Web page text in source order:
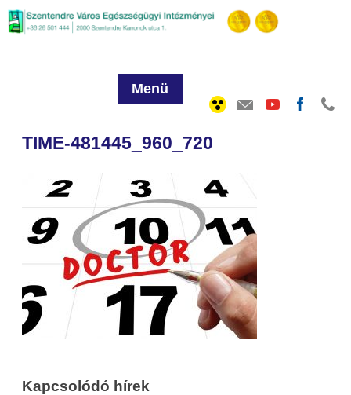
Menü
TIME-481445_960_720
Kapcsolódó hírek